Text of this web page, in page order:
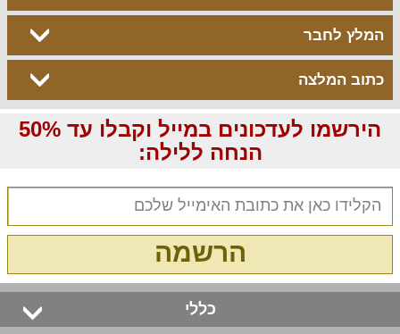
המלץ לחבר
כתוב המלצה
הירשמו לעדכונים במייל וקבלו עד 50%
הנחה ללילה:
הרשמה
כללי